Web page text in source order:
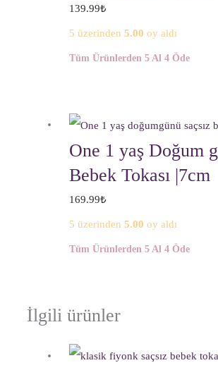
139.99₺
5 üzerinden5.00 oy aldı
Tüm Ürünlerden 5 Al 4 Öde
One 1 yaş Doğum
Bebek Tokası |7cm
169.99₺
5 üzerinden5.00 oy aldı
Tüm Ürünlerden 5 Al 4 Öde
İlgili ürünler